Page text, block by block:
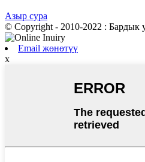
Азыр сура
© Copyright - 2010-2022 : Бардык
Email жөнөтүү
x